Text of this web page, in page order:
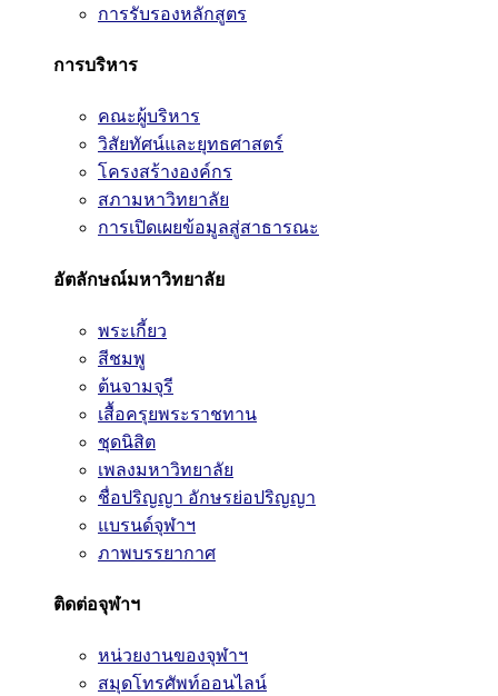
การรับรองหลักสูตร
การบริหาร
คณะผู้บริหาร
วิสัยทัศน์และยุทธศาสตร์
โครงสร้างองค์กร
สภามหาวิทยาลัย
การเปิดเผยข้อมูลสู่สาธารณะ
อัตลักษณ์มหาวิทยาลัย
พระเกี้ยว
สีชมพู
ต้นจามจุรี
เสื้อครุยพระราชทาน
ชุดนิสิต
เพลงมหาวิทยาลัย
ชื่อปริญญา อักษรย่อปริญญา
แบรนด์จุฬาฯ
ภาพบรรยากาศ
ติดต่อจุฬาฯ
หน่วยงานของจุฬาฯ
สมุดโทรศัพท์ออนไลน์